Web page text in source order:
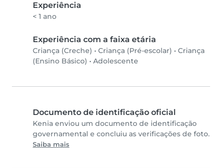
Experiência
< 1 ano
Experiência com a faixa etária
Criança (Creche) • Criança (Pré-escolar) • Criança
(Ensino Básico) • Adolescente
Documento de identificação oficial
Kenia enviou um documento de identificação
governamental e concluiu as verificações de foto.
Saiba mais